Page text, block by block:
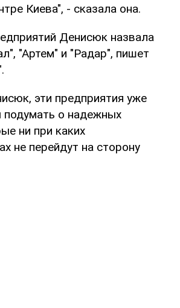
Киева", - сказала она.
Денисюк назвала
"Артем" и "Радар", пишет
эти предприятия уже
о надежных
ни при каких
не перейдут на сторону